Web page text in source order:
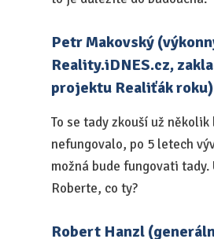
Petr Makovský
Reality.iDNES.cz,
projektu Realiťák
To se tady zkouší už
nefungovalo, po 5 letech
možná bude fungovati tady.
Roberte, co ty?
Robert Hanzl